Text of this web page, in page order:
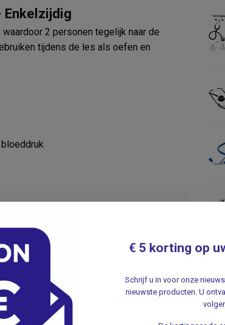
2 personen tegelijk naar de
tijdens de les als oefen en
€ 5 korting op
Schrijf u in voor onze
nieuwste producten. U